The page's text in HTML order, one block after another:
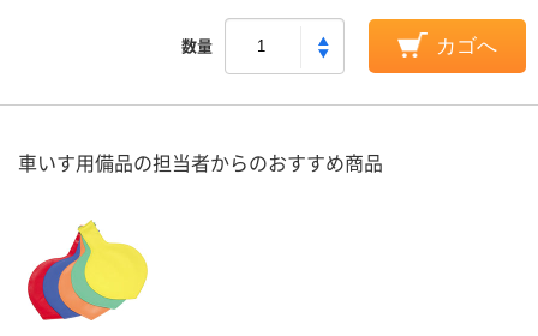
数量 カゴへ
車いす用備品の担当者からのおすすめ商品